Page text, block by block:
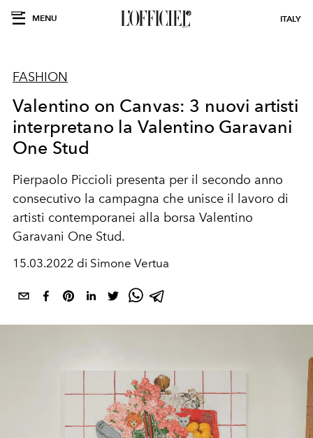
MENU ITALY
FASHION
Valentino on Canvas: 3 nuovi artisti
interpretano la Valentino Garavani
One Stud
Pierpaolo Piccioli presenta per il secondo anno
consecutivo la campagna che unisce il lavoro di
artisti contemporanei alla borsa Valentino
Garavani One Stud.
15.03.2022 di Simone Vertua